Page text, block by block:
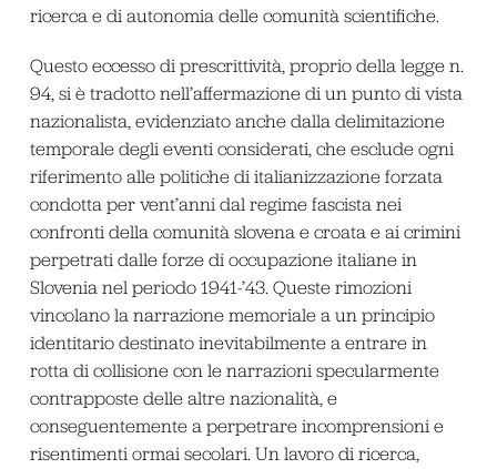
ricerca e di autonomia delle comunità scientifiche.
Questo eccesso di prescrittività, proprio della legge n.
94, si è tradotto nell’affermazione di un punto di vista
nazionalista, evidenziato anche dalla delimitazione
temporale degli eventi considerati, che esclude ogni
riferimento alle politiche di italianizzazione forzata
condotta per vent’anni dal regime fascista nei
confronti della comunità slovena e croata e ai crimini
perpetrati dalle forze di occupazione italiane in
Slovenia nel periodo 1941-’43. Queste rimozioni
vincolano la narrazione memoriale a un principio
identitario destinato inevitabilmente a entrare in
rotta di collisione con le narrazioni specularmente
contrapposte delle altre nazionalità, e
conseguentemente a perpetrare incomprensioni e
risentimenti ormai secolari. Un lavoro di ricerca,